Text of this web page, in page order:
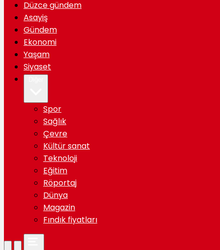
Düzce gündem
Asayiş
Gündem
Ekonomi
Yaşam
Siyaset
Spor
Sağlık
Çevre
Kültür sanat
Teknoloji
Eğitim
Röportaj
Dünya
Magazin
Fındık fiyatları